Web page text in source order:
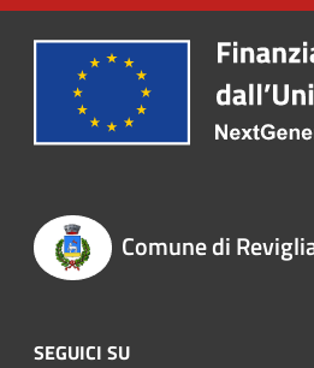
Comune di
SEGUICI SU